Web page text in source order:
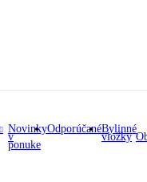
Novinky
v
ponuke
OdporúčanéBylinné
vložky